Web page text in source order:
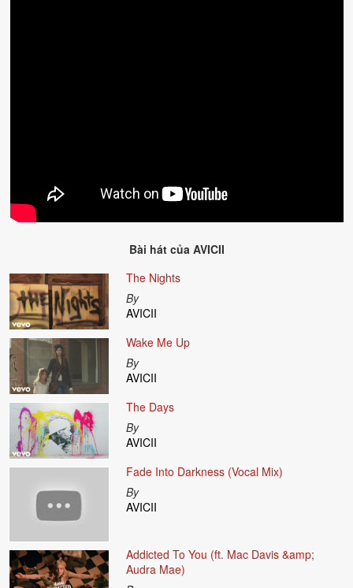
Bài hát của AVICII
The Nights
By
AVICII
Wake Me Up
By
AVICII
The Days
By
AVICII
Fade Into Darkness (Vocal Mix)
By
AVICII
Addicted To You (ft. Mac Davis &amp;
Audra Mae)